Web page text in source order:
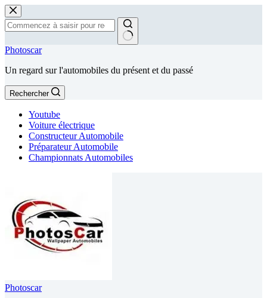
Passer
au
contenu
Aucun
Photoscar
Un regard sur l'automobiles du présent et du passé
Rechercher
Youtube
Voiture électrique
Constructeur Automobile
Préparateur Automobile
Championnats Automobiles
Photoscar